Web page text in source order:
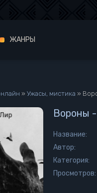
» Ужасы, мистика »
Вороны
Название:
Автор:
Категория:
Просмотров:
ЖАНРЫ